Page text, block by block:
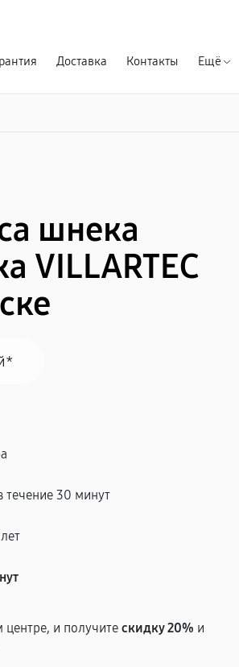
Доставка Контакты Ещё
шнека
VILLARTEC
течение 30 минут
центре, и получитескидку 20% и